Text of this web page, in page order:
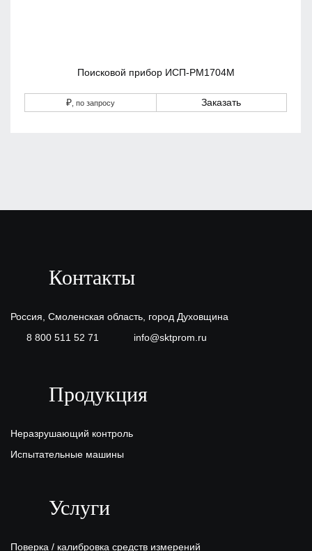
Поисковой прибор ИСП-РМ1704М
₽, по запросу Заказать
Контакты
Россия, Смоленская область, город Духовщина
8 800 511 52 71
info@sktprom.ru
Продукция
Неразрушающий контроль
Испытательные машины
Услуги
Поверка / калибровка средств измерений